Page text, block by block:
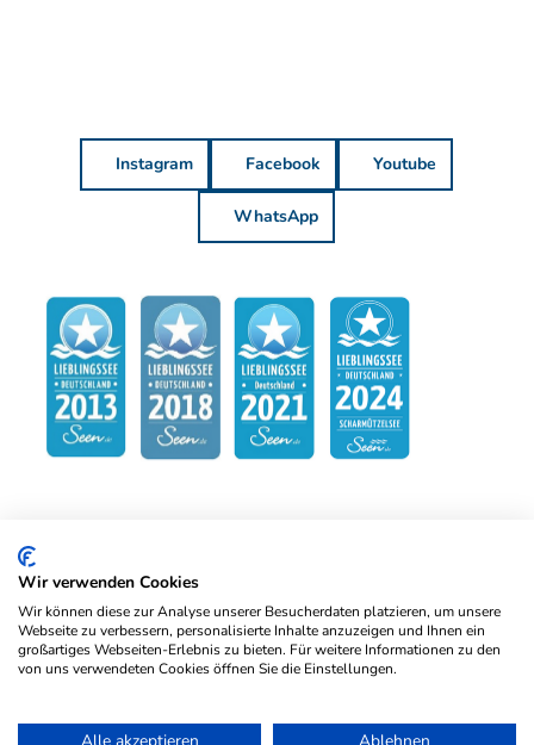
Instagram Facebook Youtube
WhatsApp
Wir verwenden Cookies
Wir können diese zur Analyse unserer Besucherdaten platzieren, um unsere
Webseite zu verbessern, personalisierte Inhalte anzuzeigen und Ihnen ein
großartiges Webseiten-Erlebnis zu bieten. Für weitere Informationen zu den
von uns verwendeten Cookies öffnen Sie die Einstellungen.